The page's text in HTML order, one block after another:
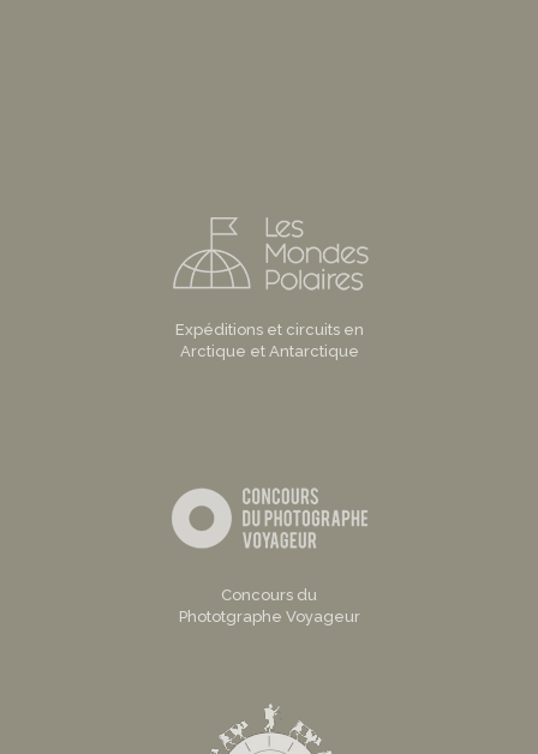
Expéditions et circuits en
Arctique et Antarctique
Concours du
Phototgraphe Voyageur